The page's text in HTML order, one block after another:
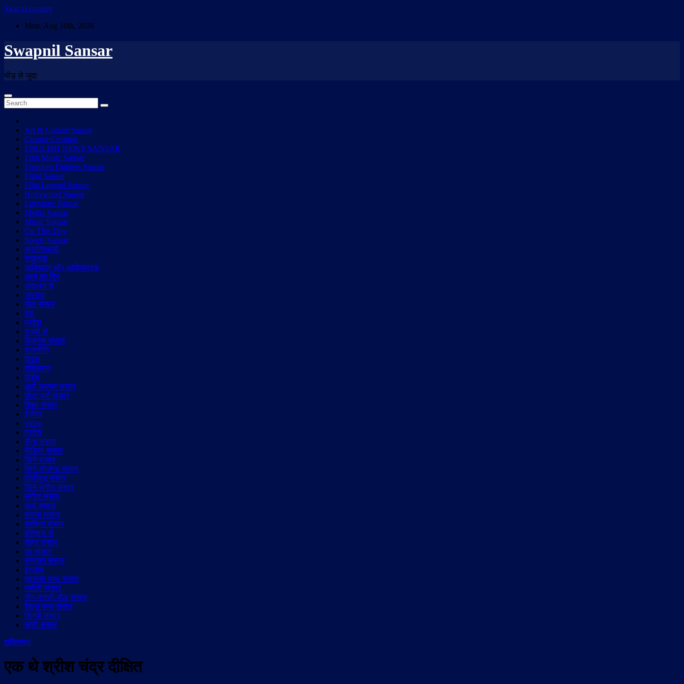
Skip to content
Mon. Aug 10th, 2026
Swapnil Sansar
भीड़ से जुदा
Art & Culture Sansar
Creator Creation
ENGLISH NEWS SANSAR
Film Music Sansar
Freedom Fighters Sansar
Filmi Sansar
Film Legend Sansar
Hollywood Sansar
Literature Sansar
Media Sansar
Music Sansar
On This Day
Sports Sansar
क्रान्तिकारी
लखनऊ
आविष्कार और आविष्कारक
आज का दिन
अदालत से
अपराध
खेल संसार
देश
प्रदेश
राज्यों से
बिज़नेस संसार
राजनीति
विदेश
शख़्सियत
विशेष
आर्ट-कल्चर संसार
छोटा पर्दा संसार
शिक्षा संसार
ई-पेपर
video
प्रदेश
सैन्य संसार
मीडिया संसार
सिने संसार
सिने लीजेन्ड संसार
हॉलीवुड़ संसार
सिने संगीत संसार
संगीत संसार
आर्य समाज
रंगमंच संसार
साहित्य संसार
इतिहास से
सेहत संसार
घर संसार
सनातन संसार
इस्लाम
ख़ालसा पन्थ संसार
मसीही संसार
जैन-पारसी-बौद्ध संसार
रैदास पन्थ संसार
सिन्धी संसार
सूफी संसार
शख़्सियत
एक थे श्रीश चंद्र दीक्षित